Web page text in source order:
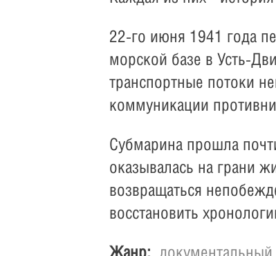
22-го июня 1941 года
морской базе в Усть-
транспортные потоки
коммуникации
Субмарина прошла
оказывалась на грани
возвращаться
восстановить
Жанр: